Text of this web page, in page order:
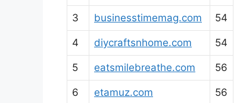
3 businesstimemag.com 54
4 diycraftsnhome.com 54
5 eatsmilebreathe.com 56
6 etamuz.com 56